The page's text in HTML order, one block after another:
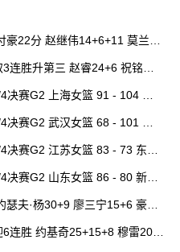
22分 赵继伟14+6+11 莫兰德
连胜升第三 赵睿24+6 祝铭震1
赛G2 上海女篮 91 - 104 四
赛G2 武汉女篮 68 - 101 山
赛G2 江苏女篮 83 - 73 东莞
赛G2 山东女篮 86 - 80 新疆
夫·杨30+9 廖三宁15+6 豪斯
连胜 约基奇25+15+8 穆雷20+